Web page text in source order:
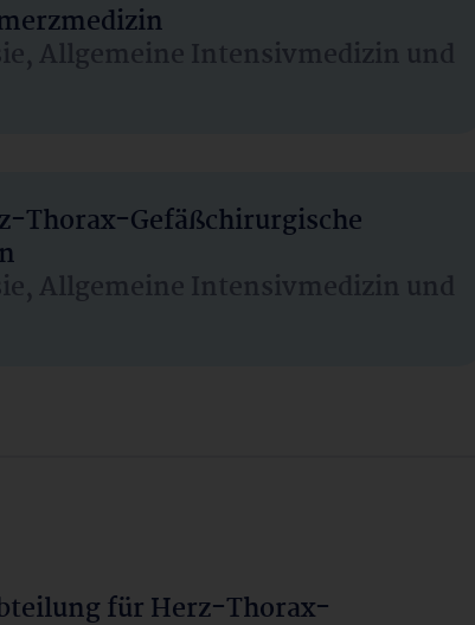
Allgemeine Intensivmedizin und
Thorax-Gefäßchirurgische
Allgemeine Intensivmedizin und
für Herz-Thorax-